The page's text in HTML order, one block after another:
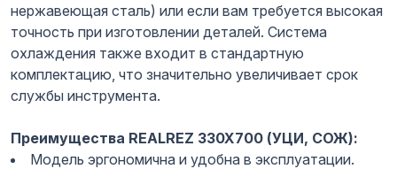
нержавеющая сталь) или если вам требуется высокая
точность при изготовлении деталей. Система
охлаждения также входит в стандартную
комплектацию, что значительно увеличивает срок
службы инструмента.
Преимущества REALREZ 330X700 (УЦИ, СОЖ):
Модель эргономична и удобна в эксплуатации.